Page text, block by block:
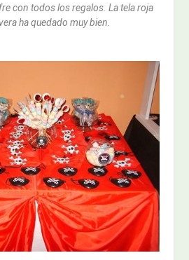
con todos los regalos. La tela roja
ha quedado muy bien.